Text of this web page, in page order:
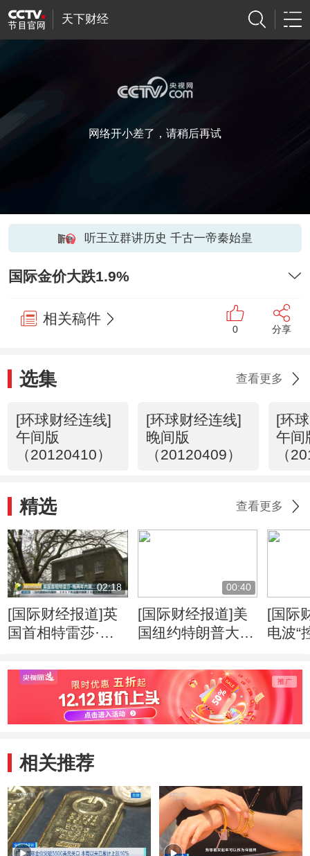
天下财经
网络开小差了，请稍后再试
听王立群讲历史 千古一帝秦始皇
国际金价大跌1.9%
相关稿件
0 分享
选集 查看更多
[环球财经连线]
午间版
（20120410）
[环球财经连线]
晚间版
（20120409）
[环
午间
（
精选 查看更多
02:18
[国际财经报道]英
国首相特雷莎·梅
内阁
00:40
[国际财经报道]美
国纽约特朗普大厦
[国际
电波“
相关推荐